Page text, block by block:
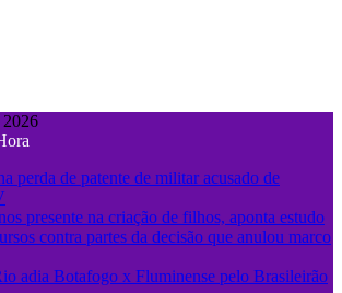
2026
perda de patente de militar acusado de
presente na criação de filhos, aponta estudo
contra partes da decisão que anulou marco
adia Botafogo x Fluminense pelo Brasileirão